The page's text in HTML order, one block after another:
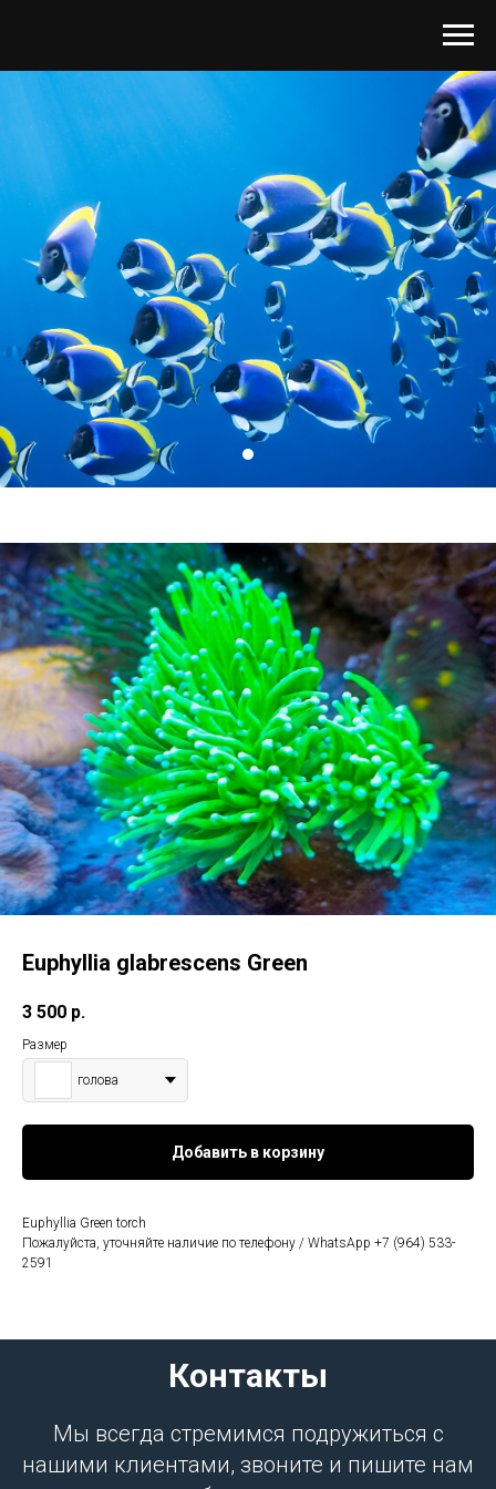
Euphyllia glabrescens Green
3 500 р.
Размер
голова
Добавить в корзину
Euphyllia Green torch
Пожалуйста, уточняйте наличие по телефону / WhatsApp +7 (964) 533-
2591
Контакты
Мы всегда стремимся подружиться с
нашими клиентами, звоните и пишите нам